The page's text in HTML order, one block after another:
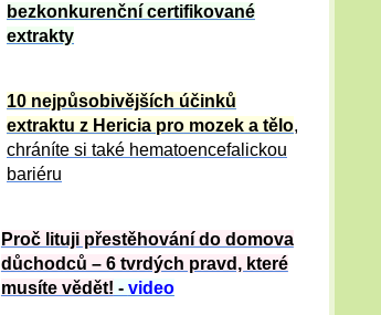
bezkonkurenční certifikované
extrakty
10 nejpůsobivějších účinků
extraktu z Hericia pro mozek a tělo,
chráníte si také hematoencefalickou
bariéru
Proč lituji přestěhování do domova
důchodců – 6 tvrdých pravd, které
musíte vědět! - video